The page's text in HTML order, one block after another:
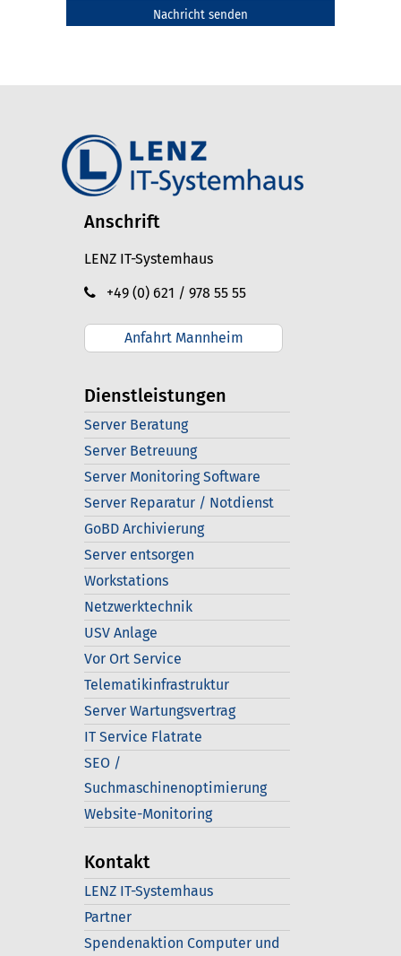
Anschrift
LENZ IT-Systemhaus
+49 (0) 621 / 978 55 55
Anfahrt Mannheim
Dienstleistungen
Server Beratung
Server Betreuung
Server Monitoring Software
Server Reparatur / Notdienst
GoBD Archivierung
Server entsorgen
Workstations
Netzwerktechnik
USV Anlage
Vor Ort Service
Telematikinfrastruktur
Server Wartungsvertrag
IT Service Flatrate
SEO /
Suchmaschinenoptimierung
Website-Monitoring
Kontakt
LENZ IT-Systemhaus
Partner
Spendenaktion Computer und